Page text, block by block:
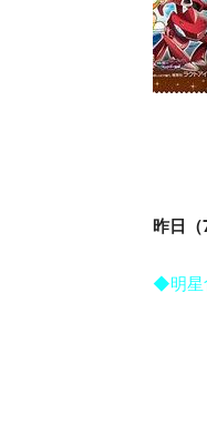
昨日（
◆明星